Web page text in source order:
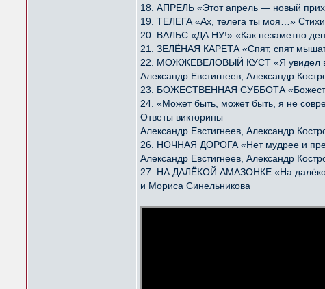
18. АПРЕЛЬ «Этот апрель — новый
19. ТЕЛЕГА «Ах, телега ты моя…»
20. ВАЛЬС «ДА НУ!» «Как незаметно
21. ЗЕЛЁНАЯ КАРЕТА «Спят, спят
22. МОЖЖЕВЕЛОВЫЙ КУСТ «Я увидел во
Александр Евстигнеев, Александр
23. БОЖЕСТВЕННАЯ СУББОТА
24. «Может быть, может быть, я не
Ответы викторины
Александр Евстигнеев, Александр
26. НОЧНАЯ ДОРОГА «Нет мудрее и
Александр Евстигнеев, Александр
27. НА ДАЛЁКОЙ АМАЗОНКЕ «На далёкой
и Мориса Синельникова